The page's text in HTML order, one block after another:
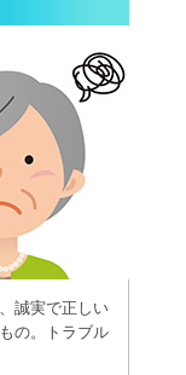
誠実で正しい
の。トラブル